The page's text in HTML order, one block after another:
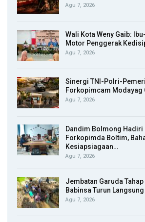
Agu 7, 2026
Wali Kota Weny Gaib:
Motor Penggerak
Agu 7, 2026
Sinergi TNI-Polri-
Forkopimcam Modayag
Agu 7, 2026
Dandim Bolmong Hadiri
Forkopimda Boltim,
Kesiapsiagaan…
Agu 7, 2026
Jembatan Garuda Tahap
Babinsa Turun
Agu 7, 2026